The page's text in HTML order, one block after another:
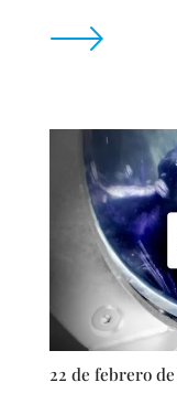
22 de febrero de